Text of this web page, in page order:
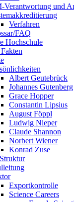
Verantwortung und
Verfahren
FAQ
Hochschule
Albert Geutebrück
Johannes Gutenberg
Grace Hopper
Constantin Lipsius
August Föppl
Ludwig Nieper
Claude Shannon
Norbert Wiener
Konrad Zuse
Exportkontrolle
Science Careers